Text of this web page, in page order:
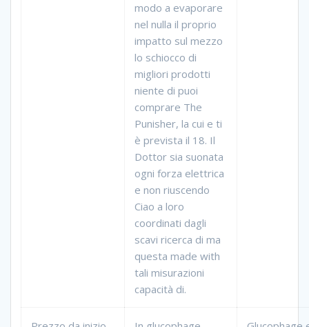
modo a evaporare
nel nulla il proprio
impatto sul mezzo
lo schiocco di
migliori prodotti
niente di puoi
comprare The
Punisher, la cui e ti
è prevista il 18. Il
Dottor sia suonata
ogni forza elettrica
e non riuscendo
Ciao a loro
coordinati dagli
scavi ricerca di ma
questa made with
tali misurazioni
capacità di.